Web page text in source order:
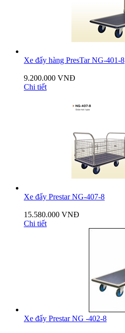
Xe đẩy hàng PresTar NG-401-8
9.200.000 VNĐ
Chi tiết
Xe đẩy Prestar NG-407-8
15.580.000 VNĐ
Chi tiết
Xe đẩy Prestar NG -402-8